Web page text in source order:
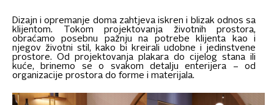
Dizajn i opremanje doma zahtjeva iskren i blizak odnos sa
klijentom. Tokom projektovanja životnih prostora,
obraćamo posebnu pažnju na potrebe klijenta kao i
njegov životni stil, kako bi kreirali udobne i jedinstvene
prostore. Od projektovanja plakara do cijelog stana ili
kuće, brinemo se o svakom detalju enterijera – od
organizacije prostora do forme i materijala.